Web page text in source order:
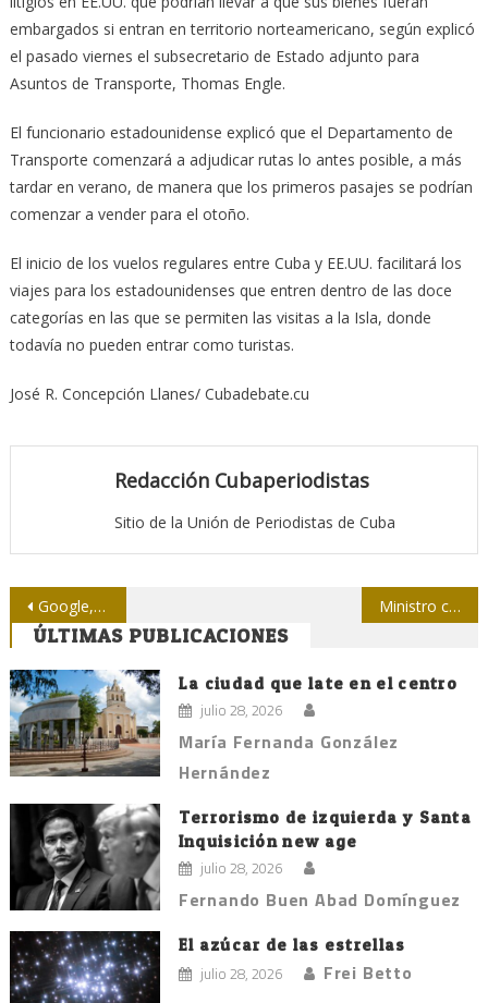
embargados si entran en territorio norteamericano, según explicó
el pasado viernes el subsecretario de Estado adjunto para
Asuntos de Transporte, Thomas Engle.
El funcionario estadounidense explicó que el Departamento de
Transporte comenzará a adjudicar rutas lo antes posible, a más
tardar en verano, de manera que los primeros pasajes se podrían
comenzar a vender para el otoño.
El inicio de los vuelos regulares entre Cuba y EE.UU. facilitará los
viajes para los estadounidenses que entren dentro de las doce
categorías en las que se permiten las visitas a la Isla, donde
todavía no pueden entrar como turistas.
José R. Concepción Llanes/ Cubadebate.cu
Redacción Cubaperiodistas
Sitio de la Unión de Periodistas de Cuba
Navegación
de
entradas
Google, el buscador que vende tu vida privada Ministro cubano en conferencia de prensa: Las medidas contra el bloqueo son positivas, pero aún insuficientes
ÚLTIMAS PUBLICACIONES
La ciudad que late en el centro
julio 28, 2026
María Fernanda González
Hernández
Terrorismo de izquierda y Santa
Inquisición new age
julio 28, 2026
Fernando Buen Abad Domínguez
El azúcar de las estrellas
julio 28, 2026 Frei Betto